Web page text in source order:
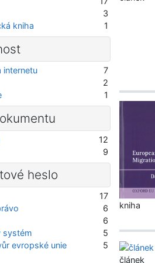
kniha
článek
3
kniha
1
internetu
7
2
1
12
9
heslo
17
6
6
systém
5
evropské unie
5